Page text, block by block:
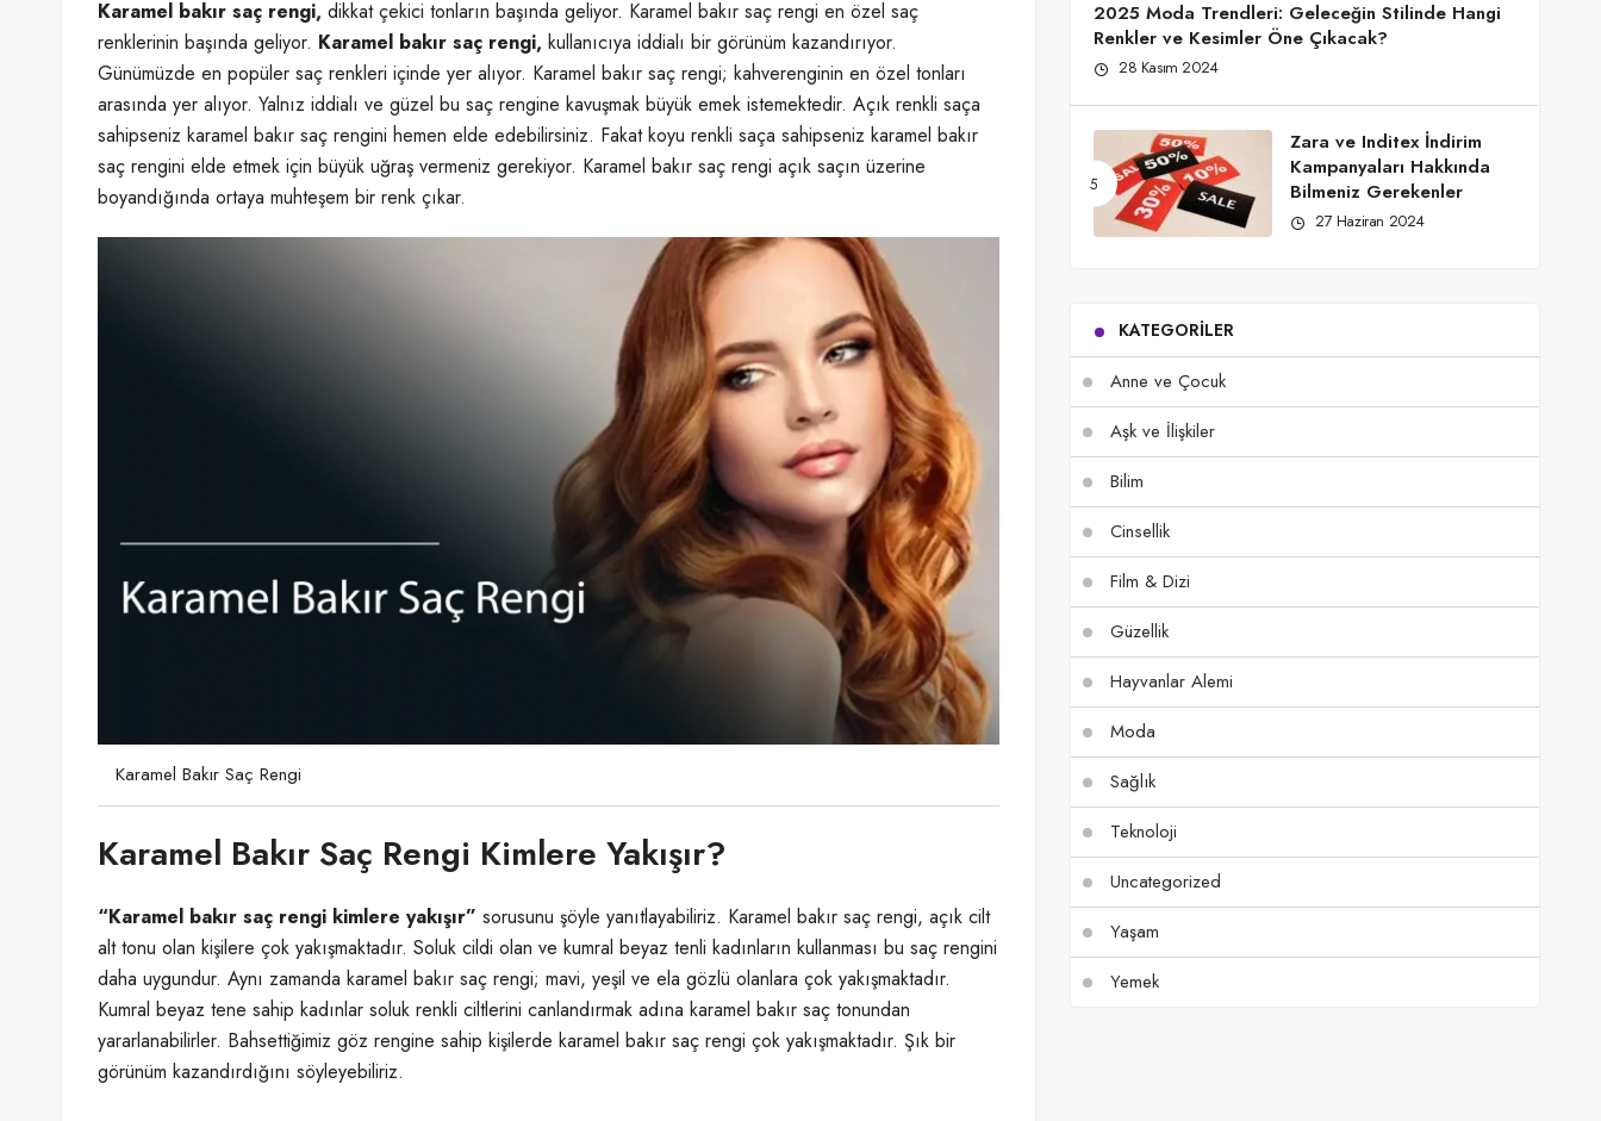
Karamel bakır saç rengi, dikkat çekici tonların başında geliyor. Karamel bakır saç rengi en özel saç
renklerinin başında geliyor. Karamel bakır saç rengi, kullanıcıya iddialı bir görünüm kazandırıyor.
Günümüzde en popüler saç renkleri içinde yer alıyor. Karamel bakır saç rengi; kahverenginin en özel tonları
arasında yer alıyor. Yalnız iddialı ve güzel bu saç rengine kavuşmak büyük emek istemektedir. Açık renkli saça
sahipseniz karamel bakır saç rengini hemen elde edebilirsiniz. Fakat koyu renkli saça sahipseniz karamel bakır
saç rengini elde etmek için büyük uğraş vermeniz gerekiyor. Karamel bakır saç rengi açık saçın üzerine
boyandığında ortaya muhteşem bir renk çıkar.
Karamel Bakır Saç Rengi
Karamel Bakır Saç Rengi Kimlere Yakışır?
“Karamel bakır saç rengi kimlere yakışır” sorusunu şöyle yanıtlayabiliriz. Karamel bakır saç rengi, açık cilt
alt tonu olan kişilere çok yakışmaktadır. Soluk cildi olan ve kumral beyaz tenli kadınların kullanması bu saç rengini
daha uygundur. Aynı zamanda karamel bakır saç rengi; mavi, yeşil ve ela gözlü olanlara çok yakışmaktadır.
Kumral beyaz tene sahip kadınlar soluk renkli ciltlerini canlandırmak adına karamel bakır saç tonundan
yararlanabilirler. Bahsettiğimiz göz rengine sahip kişilerde karamel bakır saç rengi çok yakışmaktadır. Şık bir
görünüm kazandırdığını söyleyebiliriz.
2025 Moda Trendleri: Geleceğin Stilinde Hangi
Renkler ve Kesimler Öne Çıkacak?
28 Kasım 2024
Zara ve Inditex İndirim
Kampanyaları Hakkında
Bilmeniz Gerekenler
27 Haziran 2024
KATEGORILER
Anne ve Çocuk
Aşk ve İlişkiler
Bilim
Cinsellik
Film & Dizi
Güzellik
Hayvanlar Alemi
Moda
Sağlık
Teknoloji
Uncategorized
Yaşam
Yemek